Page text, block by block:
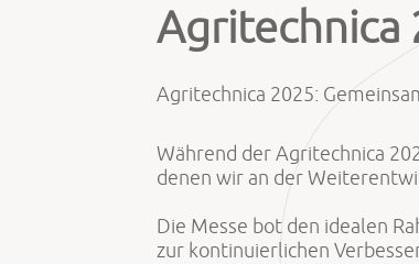
Agritechnica
Agritechnica 2025:
Während der Agritechnica
denen wir an der
Die Messe bot den idealen
zur kontinuierlichen